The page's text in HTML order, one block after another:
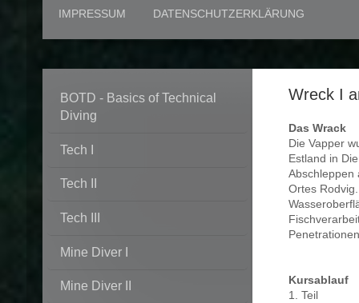
IMPRESSUM DATENSCHUTZERKLÄRUNG
Wreck I
Das Wrack
Die Vapper
Estland in
Abschleppen
Ortes
Kursablauf
1. Teil
BOTD - Basics of Technical
Diving
Tech I
Tech II
Tech III
Mine Diver I
Mine Diver II